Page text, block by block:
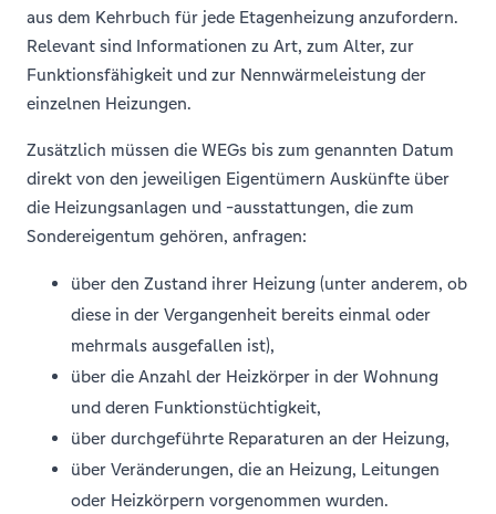
aus dem Kehrbuch für jede Etagenheizung anzufordern.
Relevant sind Informationen zu Art, zum Alter, zur
Funktionsfähigkeit und zur Nennwärmeleistung der
einzelnen Heizungen.
Zusätzlich müssen die WEGs bis zum genannten Datum
direkt von den jeweiligen Eigentümern Auskünfte über
die Heizungsanlagen und -ausstattungen, die zum
Sondereigentum gehören, anfragen:
über den Zustand ihrer Heizung (unter anderem, ob
diese in der Vergangenheit bereits einmal oder
mehrmals ausgefallen ist),
über die Anzahl der Heizkörper in der Wohnung
und deren Funktionstüchtigkeit,
über durchgeführte Reparaturen an der Heizung,
über Veränderungen, die an Heizung, Leitungen
oder Heizkörpern vorgenommen wurden.